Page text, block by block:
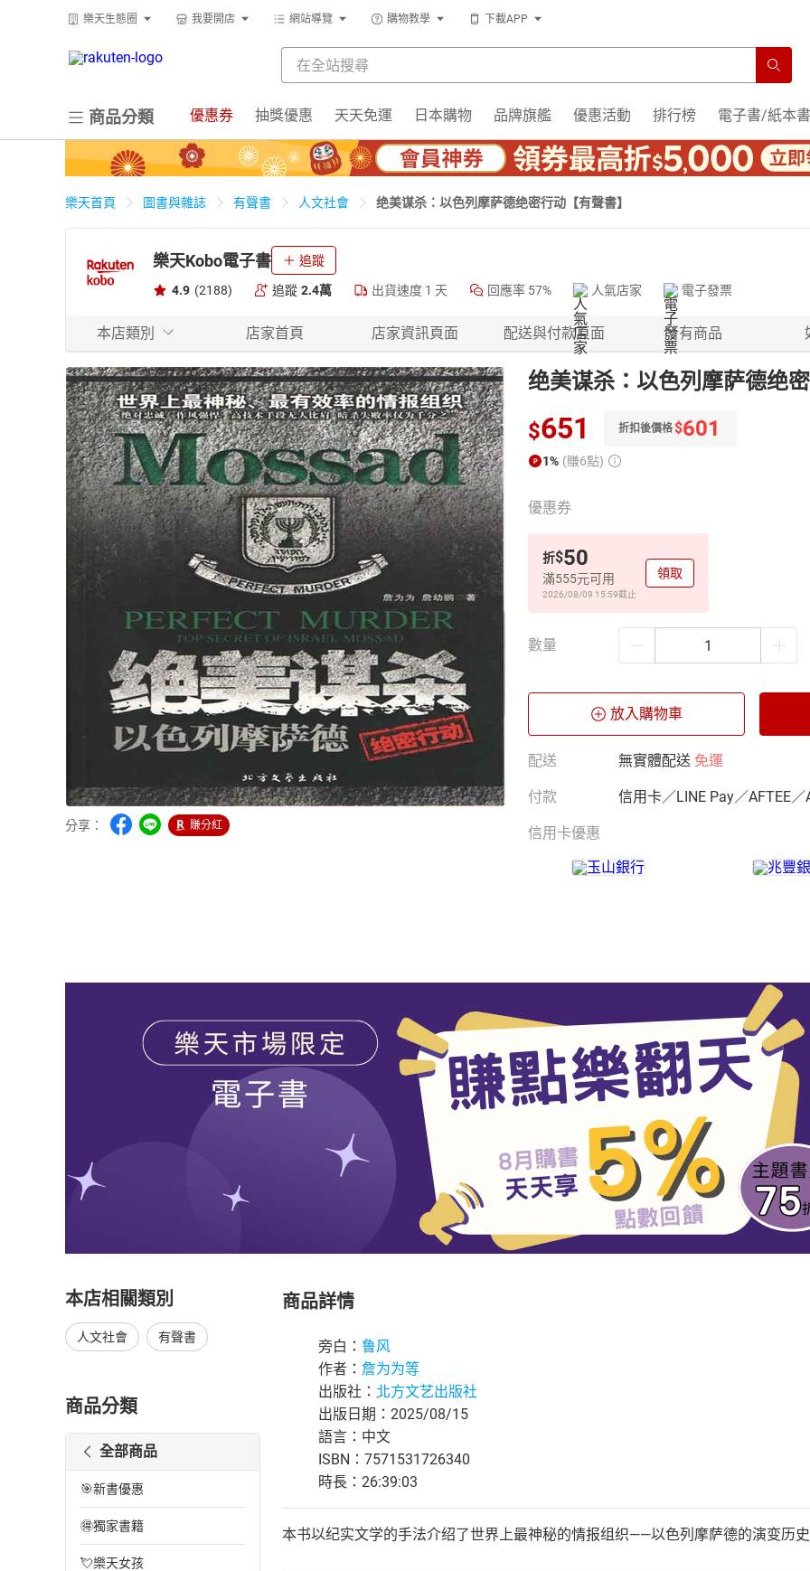
樂天生態圈 我要開店 網站導覽 購物教學 下載APP
商品分類 優惠券 抽獎優惠 天天免運 日本購物 品牌旗艦 優惠活動 排行榜 電子書/紙本書
樂天首頁 圖書與雜誌 有聲書 人文社會 绝美谋杀：以色列摩萨德绝密行动【有聲書】
樂天Kobo電子書 追蹤
4.9 (2188) 追蹤 2.4萬 出貨速度 1 天 回應率 57% 人氣店家 電子發票
本店類別 店家首頁 店家資訊頁面 配送與付款頁面 所有商品
分享： 賺分紅
绝美谋杀：以色列摩萨德绝
$651 折扣後價格$601
1% (賺6點)
優惠券
折$50
滿555元可用
2026/08/09 15:59截止
領取
數量
放入購物車
配送 無實體配送 免運
付款 信用卡／LINE Pay／AFTEE／
信用卡優惠
本店相關類別
人文社會 有聲書
商品分類
全部商品
🎯新書優惠
🉐獨家書籍
💘樂天女孩
商品詳情
旁白： 鲁风
作者： 詹为为等
出版社： 北方文艺出版社
出版日期：2025/08/15
語言：中文
ISBN：7571531726340
時長：26:39:03
本书以纪实文学的手法介绍了世界上最神秘的情报组织——以色列摩萨德的演变历